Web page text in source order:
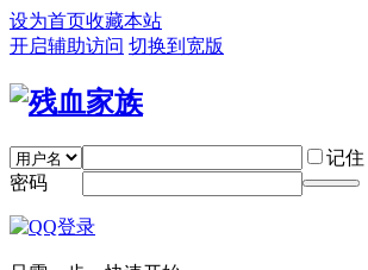
设为首页收藏本站
开启辅助访问 切换到宽版
记住
密码